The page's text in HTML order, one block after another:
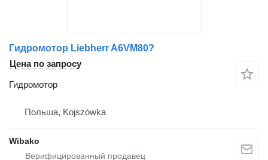
Гидромотор Liebherr A6VM80?
Цена по запросу
Гидромотор
Польша, Kojszówka
Wibako